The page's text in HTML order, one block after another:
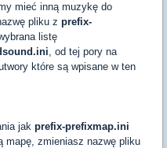
mieć inną muzykę do
pliku z prefix-
listę
, od tej pory na
które są wpisane w ten
jak prefix-prefixmap.ini
mapę, zmieniasz nazwę pliku